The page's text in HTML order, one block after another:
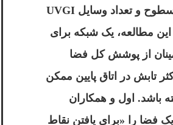
سطوح و تعداد وسایل UVGI
مطالعه، یک شبکه برای
از پوشش کل فضا
تابش در اتاق پایین ممکن
باشد. اول و همکاران
فضا را «برای یافتن نقاط